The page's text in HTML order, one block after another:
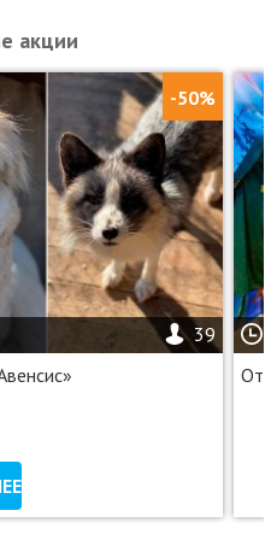
акции
-50%
39
От